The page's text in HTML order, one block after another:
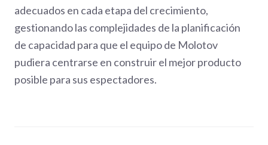
adecuados en cada etapa del crecimiento,
gestionando las complejidades de la planificación
de capacidad para que el equipo de Molotov
pudiera centrarse en construir el mejor producto
posible para sus espectadores.